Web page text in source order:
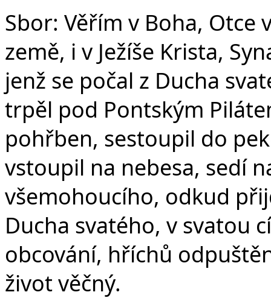
Sbor: Věřím v Boha,
země, i v Ježíše Krista,
jenž se počal z Ducha
trpěl pod Pontským
pohřben, sestoupil do
vstoupil na nebesa, sedí
všemohoucího, odkud
Ducha svatého, v svatou
obcování, hříchů
život věčný.